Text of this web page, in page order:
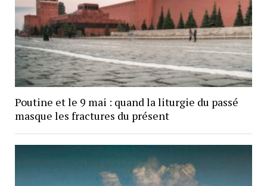
Poutine et le 9 mai : quand la liturgie du passé
masque les fractures du présent